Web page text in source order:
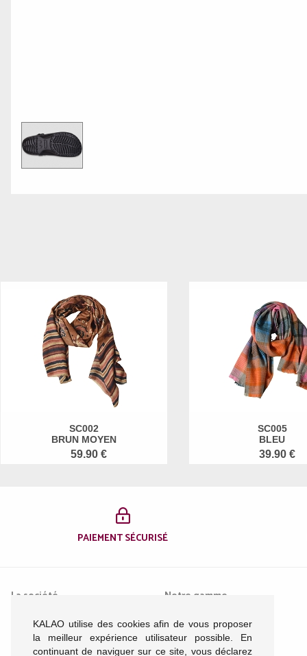
KALAO utilise des cookies afin de vous proposer
la meilleur expérience utilisateur possible. En
continuant de naviguer sur ce site, vous déclarez
SC002
BRUN MOYEN
59.90 €
SC005
BLEU
39.90 €
PAIEMENT SÉCURISÉ
La société
Mentions légales
Conditions générales de
Notre gamme
Femme
Homme